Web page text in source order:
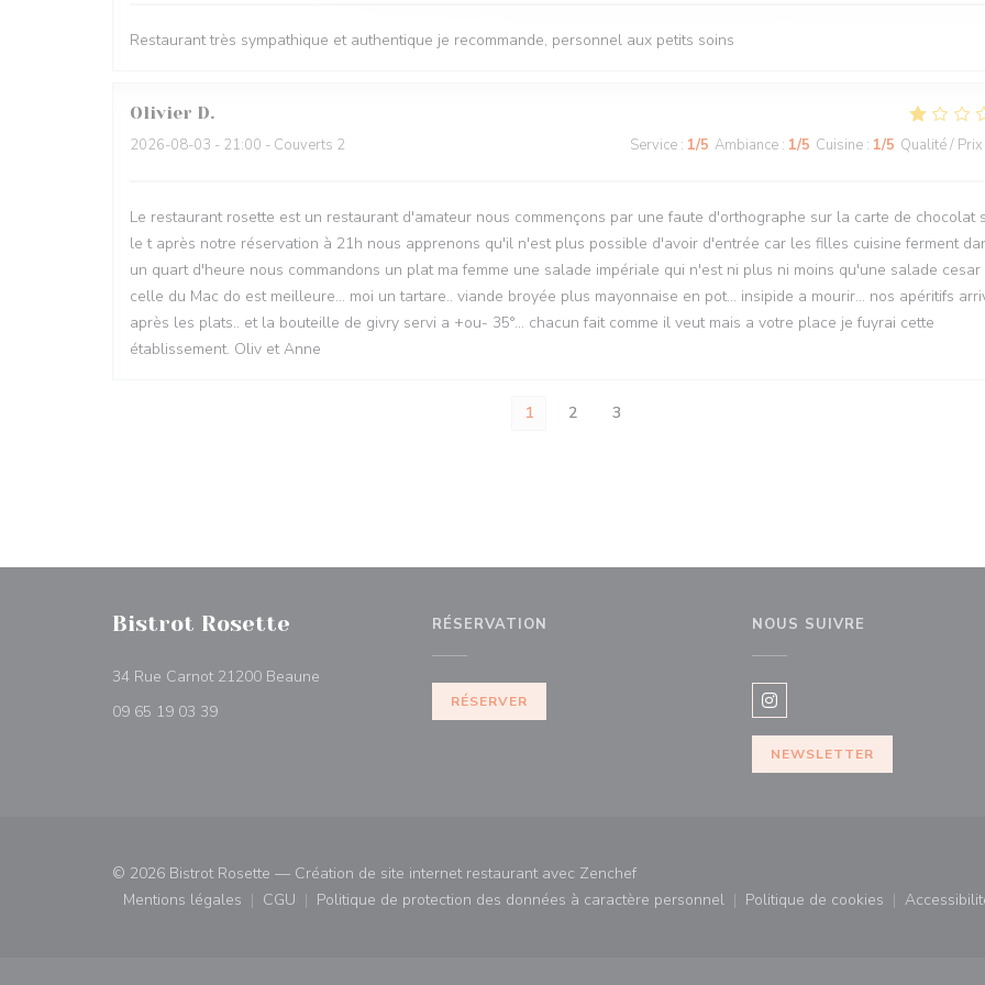
Restaurant très sympathique et authentique je recommande, personnel aux petits soins
Olivier D
2026-08-03 - 21:00 - Couverts 2 Service : 1/5 Ambiance : 1/5 Cuisine : 1/5 Qualité / Prix
Le restaurant rosette est un restaurant d'amateur nous commençons par une faute d'orthographe sur la carte de chocolat
le t après notre réservation à 21h nous apprenons qu'il n'est plus possible d'avoir d'entrée car les filles cuisine ferment
un quart d'heure nous commandons un plat ma femme une salade impériale qui n'est ni plus ni moins qu'une salade cesar
celle du Mac do est meilleure... moi un tartare.. viande broyée plus mayonnaise en pot... insipide a mourir... nos apéritifs
après les plats.. et la bouteille de givry servi a +ou- 35°... chacun fait comme il veut mais a votre place je fuyrai cette
établissement. Oliv et Anne
1 2 3
Bistrot Rosette
34 Rue Carnot 21200 Beaune
09 65 19 03 39
RÉSERVATION
RÉSERVER
NOUS SUIVRE
Instagram ((ouvre une
NEWSLETTER
© 2026 Bistrot Rosette — Création de site internet restaurant avec Zenchef((ouvre une nouvelle fenêtre))
Mentions légales
((ouvre une nouvelle fenêtre))
CGU
((ouvre une nouvelle fenêtre))
Politique de protection des données à caractère personnel
((ouvre une nouvelle fenêtre))
Politique de cookies
((ouvre une nouvelle